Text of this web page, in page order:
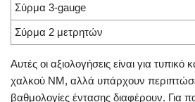
Σύρμα 3-gauge
Σύρμα 2 μετρητών
Αυτές οι αξιολογήσεις είναι για
χαλκού NM, αλλά υπάρχουν
βαθμολογίες έντασης διαφέρουν. Για